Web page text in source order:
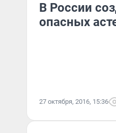
В России
опасных
27 октября, 2016, 15:36